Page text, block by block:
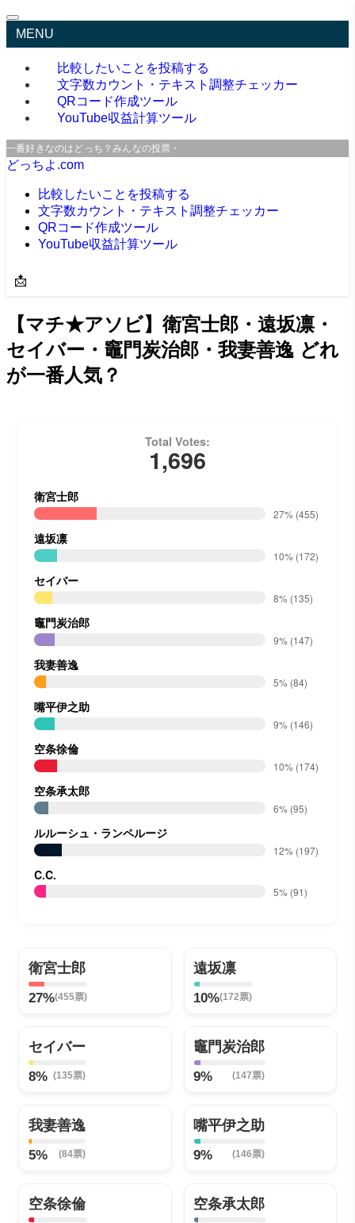
MENU
比較したいことを投稿する
文字数カウント・テキスト調整チェッカー
QRコード作成ツール
YouTube収益計算ツール
一番好きなのはどっち？みんなの投票・口コミサイト
どっちよ.com
比較したいことを投稿する
文字数カウント・テキスト調整チェッカー
QRコード作成ツール
YouTube収益計算ツール
📩
【マチ★アソビ】衛宮士郎・遠坂凛・
セイバー・竈門炭治郎・我妻善逸 どれ
が一番人気？
Total Votes:
1,696
衛宮士郎
27% (455)
遠坂凛
10% (172)
セイバー
8% (135)
竈門炭治郎
9% (147)
我妻善逸
5% (84)
嘴平伊之助
9% (146)
空条徐倫
10% (174)
空条承太郎
6% (95)
ルルーシュ・ランペルージ
12% (197)
C.C.
5% (91)
衛宮士郎
27%(455票)
遠坂凛
10%(172票)
セイバー
8% (135票)
竈門炭治郎
9% (147票)
我妻善逸
5% (84票)
嘴平伊之助
9% (146票)
空条徐倫 空条承太郎